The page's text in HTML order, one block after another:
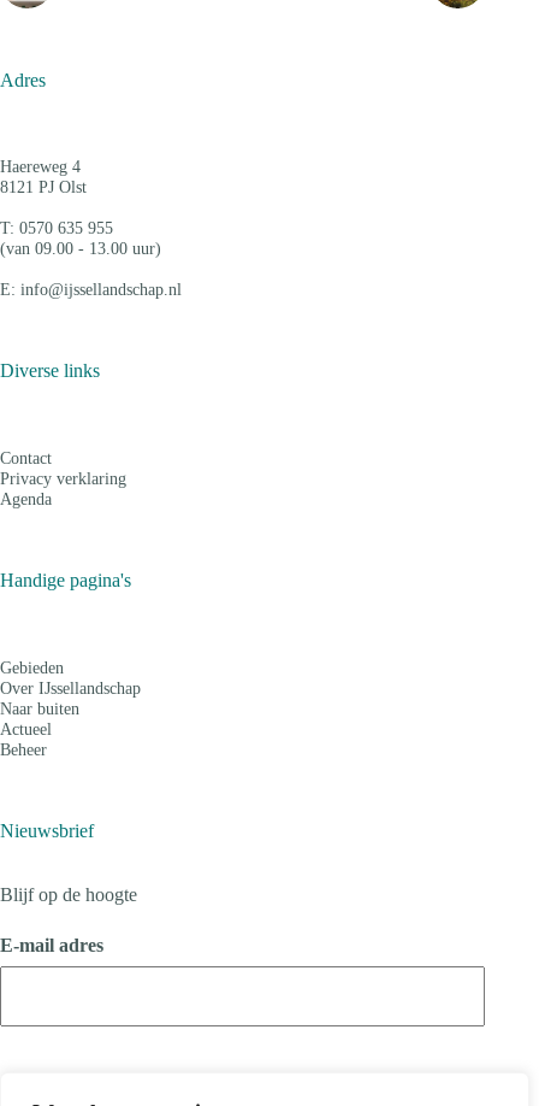
Adres
Haereweg 4
8121 PJ Olst
T: 0570 635 955
(van 09.00 - 13.00 uur)
E: info@ijssellandschap.nl
Diverse links
Contact
Privacy verklaring
Agenda
Handige pagina's
Gebieden
Over IJssellandschap
Naar buiten
Actueel
Beheer
Nieuwsbrief
Blijf op de hoogte
E-mail adres